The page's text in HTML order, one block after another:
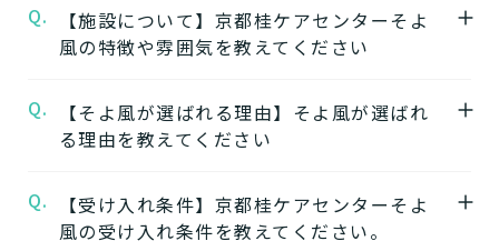
Q.
【施設について】京都桂ケアセンターそよ
風の特徴や雰囲気を教えてください
★施設の特徴★
京都桂ケアセンターそよ風
います。
Q.
【そよ風が選ばれる理由】そよ風が選ばれ
る理由を教えてください
【1】ワンストップサービス
「そよ風」は、同じ建物の中で複数の介護サ
Q.
【受け入れ条件】京都桂ケアセンターそよ
風の受け入れ条件を教えてください。